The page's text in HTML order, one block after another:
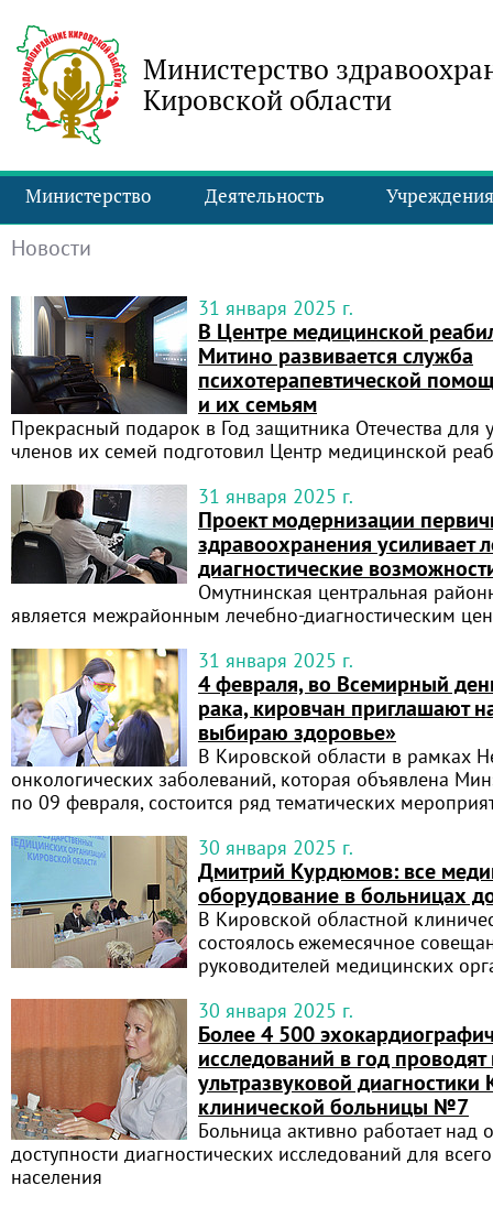
Министерство
Кировской области
Министерство Деятельность Учреждения
Новости
31 января 2025 г.
В Центре медицинской
Митино развивается служба
психотерапевтической
и их семьям
Прекрасный подарок в Год защитника Отечества для
членов их семей подготовил Центр медицинской
31 января 2025 г.
Проект модернизации
здравоохранения усиливает
диагностические
Омутнинская центральная
является межрайонным лечебно-диагностическим
31 января 2025 г.
4 февраля, во Всемирный
рака, кировчан приглашают
выбираю здоровье»
В Кировской области в рамках
онкологических заболеваний, которая объявлена
по 09 февраля, состоится ряд тематических
30 января 2025 г.
Дмитрий Курдюмов: все
оборудование в больницах
В Кировской областной
состоялось ежемесячное
руководителей медицинских
30 января 2025 г.
Более 4 500
исследований в год проводят
ультразвуковой диагностики
клинической больницы №7
Больница активно работает над
доступности диагностических исследований для
населения